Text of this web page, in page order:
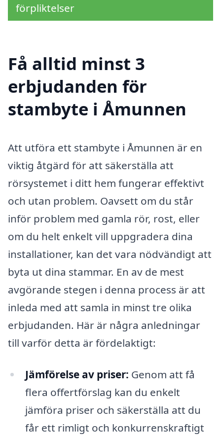
förpliktelser
Få alltid minst 3
erbjudanden för
stambyte i Åmunnen
Att utföra ett stambyte i Åmunnen är en
viktig åtgärd för att säkerställa att
rörsystemet i ditt hem fungerar effektivt
och utan problem. Oavsett om du står
inför problem med gamla rör, rost, eller
om du helt enkelt vill uppgradera dina
installationer, kan det vara nödvändigt att
byta ut dina stammar. En av de mest
avgörande stegen i denna process är att
inleda med att samla in minst tre olika
erbjudanden. Här är några anledningar
till varför detta är fördelaktigt:
Jämförelse av priser: Genom att få
flera offertförslag kan du enkelt
jämföra priser och säkerställa att du
får ett rimligt och konkurrenskraftigt